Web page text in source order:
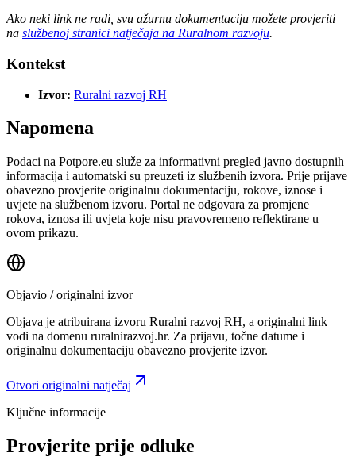
Ako neki link ne radi, svu ažurnu dokumentaciju možete provjeriti
na službenoj stranici natječaja na Ruralnom razvoju.
Kontekst
Izvor: Ruralni razvoj RH
Napomena
Podaci na Potpore.eu služe za informativni pregled javno dostupnih
informacija i automatski su preuzeti iz službenih izvora. Prije prijave
obavezno provjerite originalnu dokumentaciju, rokove, iznose i
uvjete na službenom izvoru. Portal ne odgovara za promjene
rokova, iznosa ili uvjeta koje nisu pravovremeno reflektirane u
ovom prikazu.
Objavio / originalni izvor
Objava je atribuirana izvoru Ruralni razvoj RH, a originalni link
vodi na domenu ruralnirazvoj.hr. Za prijavu, točne datume i
originalnu dokumentaciju obavezno provjerite izvor.
Otvori originalni natječaj
Ključne informacije
Provjerite prije odluke